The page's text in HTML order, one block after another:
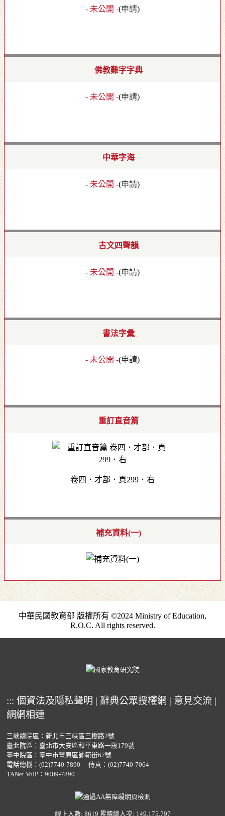
- 未公開 -(申請)
佛教難字字典
- 未公開 -(申請)
中華字海
- 未公開 -(申請)
古文四聲韻
- 未公開 -(申請)
書法字彙
- 未公開 -(申請)
重訂直音篇
卷四．才部．頁299．右
補充資料(一)
中華民國教育部 版權所有 ©2024 Ministry of Education,
R.O.C. All rights reserved.
::: 個資法及隱私聲明 | 辭典公眾授權網 | 意見交流 |
網網相連
三峽總院區：新北市三峽區三樹路2號
臺北院區：臺北市大安區和平東路一段179號
臺中院區：臺中市豐原區師範街67號
電話總機： (02)7740-7890
傳真：(02)7740-7064
TANet VoIP：9009-7890
線上人數: 8619 累積總人次: 149,175,797